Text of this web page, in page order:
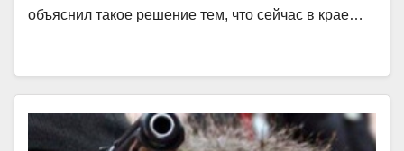
объяснил такое решение тем, что сейчас в крае…